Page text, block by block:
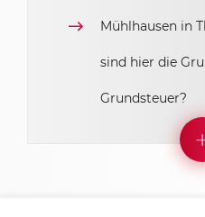
Mühlhausen in
sind hier die
Grundsteuer?